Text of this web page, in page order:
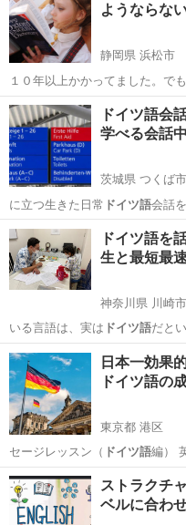
ようならな
静岡県 浜松市
１０年以上かかってました。で
きた時にわかったん…
静岡 浜松市 英語
ドイツ語会
学べる会話
茨城県 つくば市
に立つ生きた日常 ドイツ語会話
ツ語の楽しさを満喫す… ティブ
旅行へ予定の人や
ドイツ語に興
ツ語を話せるけども話… す機...
茨城 つくば市 その他語
ドイツ語を
生と最短最
神奈川県 川崎市
いる言語は、実は ドイツ語だと
ツ語が話されている国… でも、
す… 「アルバイト」はドイツ語
に由来するものが…
神奈川 川崎市 イタリア語
日本一効果
ドイツ語
東京都 港区
セージレッスン（ ドイツ語
を作りました… 。ドイツ語会
英会話も同… 本語ほどはなく、
東京 港区 その他語学
ストラクチ
ベルに合